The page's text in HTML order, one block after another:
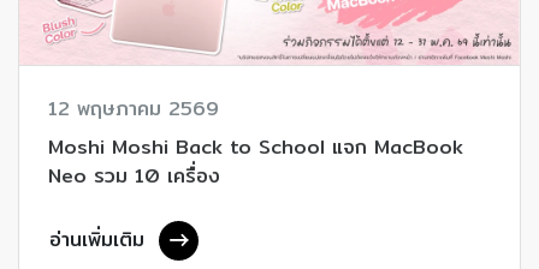
12 พฤษภาคม 2569
Moshi Moshi Back to School แจก MacBook
Neo รวม 10 เครื่อง
อ่านเพิ่มเติม